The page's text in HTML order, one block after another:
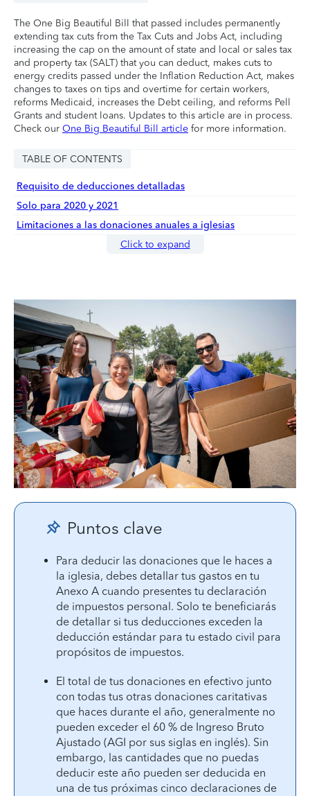
The One Big Beautiful Bill that passed includes permanently
extending tax cuts from the Tax Cuts and Jobs Act, including
increasing the cap on the amount of state and local or sales tax
and property tax (SALT) that you can deduct, makes cuts to
energy credits passed under the Inflation Reduction Act, makes
changes to taxes on tips and overtime for certain workers,
reforms Medicaid, increases the Debt ceiling, and reforms Pell
Grants and student loans. Updates to this article are in process.
Check our One Big Beautiful Bill article for more information.
TABLE OF CONTENTS
Requisito de deducciones detalladas
Solo para 2020 y 2021
Limitaciones a las donaciones anuales a iglesias
Click to expand
Puntos clave
Para deducir las donaciones que le haces a
la iglesia, debes detallar tus gastos en tu
Anexo A cuando presentes tu declaración
de impuestos personal. Solo te beneficiarás
de detallar si tus deducciones exceden la
deducción estándar para tu estado civil para
propósitos de impuestos.
El total de tus donaciones en efectivo junto
con todas tus otras donaciones caritativas
que haces durante el año, generalmente no
pueden exceder el 60 % de Ingreso Bruto
Ajustado (AGI por sus siglas en inglés). Sin
embargo, las cantidades que no puedas
deducir este año pueden ser deducida en
una de tus próximas cinco declaraciones de